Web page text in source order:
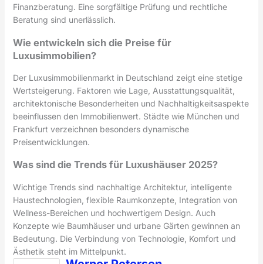
Finanzberatung. Eine sorgfältige Prüfung und rechtliche
Beratung sind unerlässlich.
Wie entwickeln sich die Preise für
Luxusimmobilien?
Der Luxusimmobilienmarkt in Deutschland zeigt eine stetige
Wertsteigerung. Faktoren wie Lage, Ausstattungsqualität,
architektonische Besonderheiten und Nachhaltigkeitsaspekte
beeinflussen den Immobilienwert. Städte wie München und
Frankfurt verzeichnen besonders dynamische
Preisentwicklungen.
Was sind die Trends für Luxushäuser 2025?
Wichtige Trends sind nachhaltige Architektur, intelligente
Haustechnologien, flexible Raumkonzepte, Integration von
Wellness-Bereichen und hochwertigem Design. Auch
Konzepte wie Baumhäuser und urbane Gärten gewinnen an
Bedeutung. Die Verbindung von Technologie, Komfort und
Ästhetik steht im Mittelpunkt.